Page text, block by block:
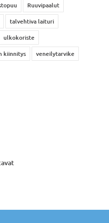
Ruuvipaalut
talvehtiva laituri
ulkokoriste
kiinnitys
veneilytarvike